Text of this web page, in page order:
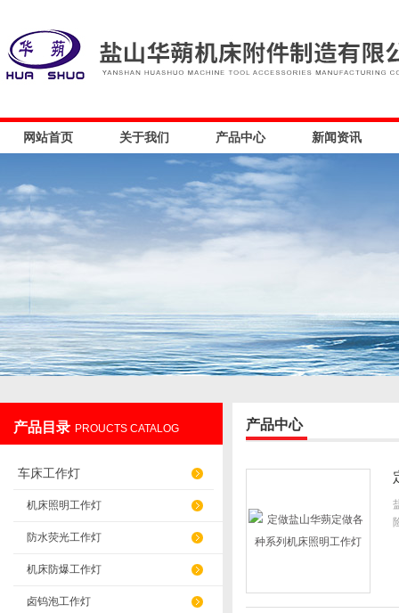
盐山华蒴机床附件制造有限公司
网站首页 关于我们 产品中心 新闻资讯
产品目录 PROUCTS CATALOG
车床工作灯
机床照明工作灯
防水荧光工作灯
机床防爆工作灯
卤钨泡工作灯
产品中心